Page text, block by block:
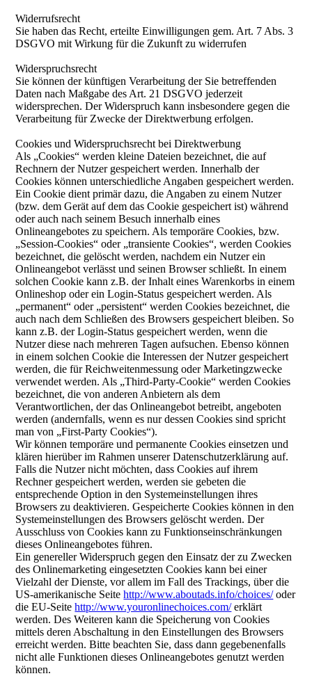
Widerrufsrecht
Sie haben das Recht, erteilte Einwilligungen gem. Art. 7 Abs. 3
DSGVO mit Wirkung für die Zukunft zu widerrufen
Widerspruchsrecht
Sie können der künftigen Verarbeitung der Sie betreffenden
Daten nach Maßgabe des Art. 21 DSGVO jederzeit
widersprechen. Der Widerspruch kann insbesondere gegen die
Verarbeitung für Zwecke der Direktwerbung erfolgen.
Cookies und Widerspruchsrecht bei Direktwerbung
Als „Cookies“ werden kleine Dateien bezeichnet, die auf
Rechnern der Nutzer gespeichert werden. Innerhalb der
Cookies können unterschiedliche Angaben gespeichert werden.
Ein Cookie dient primär dazu, die Angaben zu einem Nutzer
(bzw. dem Gerät auf dem das Cookie gespeichert ist) während
oder auch nach seinem Besuch innerhalb eines
Onlineangebotes zu speichern. Als temporäre Cookies, bzw.
„Session-Cookies“ oder „transiente Cookies“, werden Cookies
bezeichnet, die gelöscht werden, nachdem ein Nutzer ein
Onlineangebot verlässt und seinen Browser schließt. In einem
solchen Cookie kann z.B. der Inhalt eines Warenkorbs in einem
Onlineshop oder ein Login-Status gespeichert werden. Als
„permanent“ oder „persistent“ werden Cookies bezeichnet, die
auch nach dem Schließen des Browsers gespeichert bleiben. So
kann z.B. der Login-Status gespeichert werden, wenn die
Nutzer diese nach mehreren Tagen aufsuchen. Ebenso können
in einem solchen Cookie die Interessen der Nutzer gespeichert
werden, die für Reichweitenmessung oder Marketingzwecke
verwendet werden. Als „Third-Party-Cookie“ werden Cookies
bezeichnet, die von anderen Anbietern als dem
Verantwortlichen, der das Onlineangebot betreibt, angeboten
werden (andernfalls, wenn es nur dessen Cookies sind spricht
man von „First-Party Cookies“).
Wir können temporäre und permanente Cookies einsetzen und
klären hierüber im Rahmen unserer Datenschutzerklärung auf.
Falls die Nutzer nicht möchten, dass Cookies auf ihrem
Rechner gespeichert werden, werden sie gebeten die
entsprechende Option in den Systemeinstellungen ihres
Browsers zu deaktivieren. Gespeicherte Cookies können in den
Systemeinstellungen des Browsers gelöscht werden. Der
Ausschluss von Cookies kann zu Funktionseinschränkungen
dieses Onlineangebotes führen.
Ein genereller Widerspruch gegen den Einsatz der zu Zwecken
des Onlinemarketing eingesetzten Cookies kann bei einer
Vielzahl der Dienste, vor allem im Fall des Trackings, über die
US-amerikanische Seitehttp://www.aboutads.info/choices/oder
die EU-Seitehttp://www.youronlinechoices.com/erklärt
werden. Des Weiteren kann die Speicherung von Cookies
mittels deren Abschaltung in den Einstellungen des Browsers
erreicht werden. Bitte beachten Sie, dass dann gegebenenfalls
nicht alle Funktionen dieses Onlineangebotes genutzt werden
können.